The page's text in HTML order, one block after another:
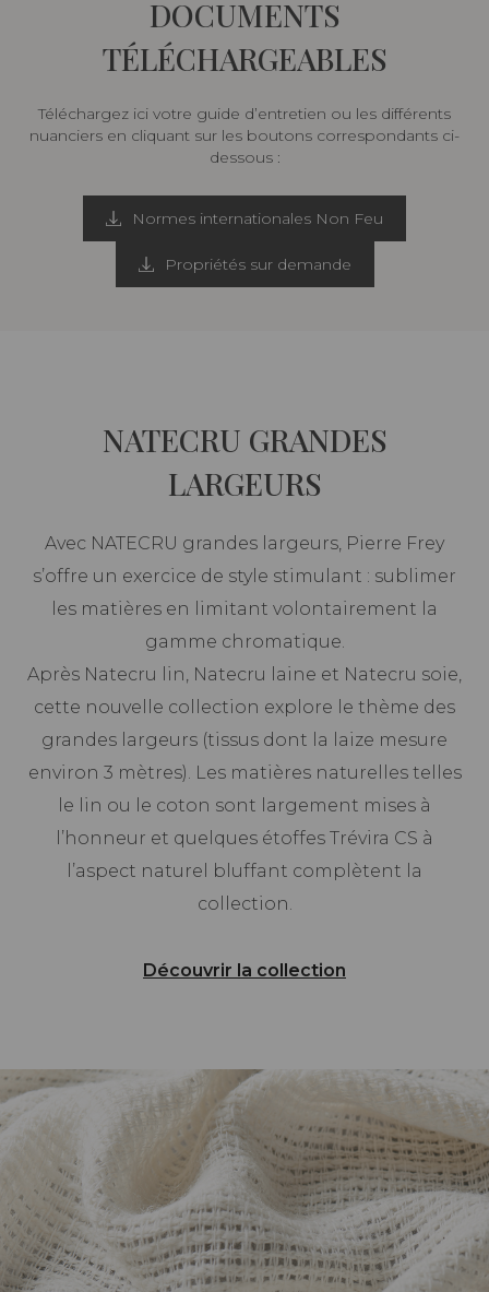
DOCUMENTS
TÉLÉCHARGEABLES
Téléchargez ici votre guide d’entretien ou les différents
nuanciers en cliquant sur les boutons correspondants ci-
dessous :
Normes internationales Non Feu
Propriétés sur demande
NATECRU GRANDES
LARGEURS
Avec NATECRU grandes largeurs, Pierre Frey
s’offre un exercice de style stimulant : sublimer
les matières en limitant volontairement la
gamme chromatique.
Après Natecru lin, Natecru laine et Natecru soie,
cette nouvelle collection explore le thème des
grandes largeurs (tissus dont la laize mesure
environ 3 mètres). Les matières naturelles telles
le lin ou le coton sont largement mises à
l’honneur et quelques étoffes Trévira CS à
l’aspect naturel bluffant complètent la
collection.
Découvrir la collection